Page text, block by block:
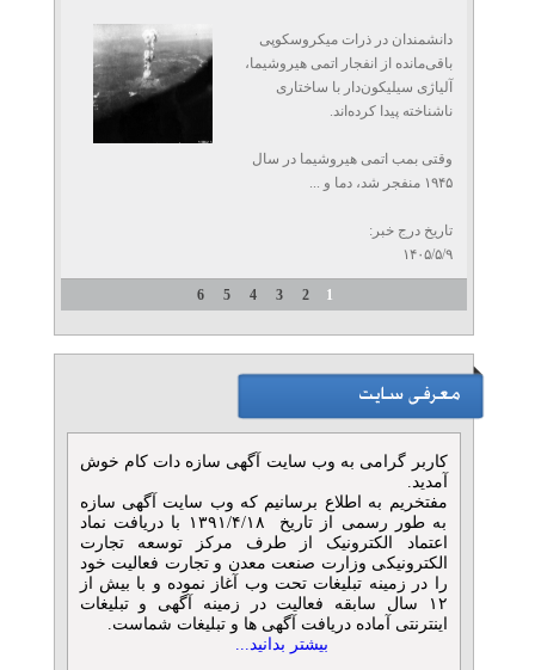
دانشمندان در ذرات میکروسکوپی
باقی‌مانده از انفجار اتمی هیروشیما،
آلیاژی سیلیکون‌دار با ساختاری
ناشناخته پیدا کرده‌اند.
وقتی بمب اتمی هیروشیما در سال
۱۹۴۵ منفجر شد، دما و ...
تاریخ درج خبر:
۱۴۰۵/۵/۹
1
2
3
4
5
6
کاربر گرامی به وب سایت آگهی سازه دات کام خوش
آمدید.
مفتخریم به اطلاع برسانیم که وب سایت آگهی سازه
به طور رسمی از تاریخ ۱۳۹۱/۴/۱۸ با دریافت نماد
اعتماد الکترونیک از طرف مرکز توسعه تجارت
الکترونیکی وزارت صنعت معدن و تجارت فعالیت خود
را در زمینه تبلیغات تحت وب آغاز نموده و با بیش از
۱۲ سال سابقه فعالیت در زمینه آگهی و تبلیغات
اینترنتی آماده دریافت آگهی ها و تبلیغات شماست.
بیشتر بدانید...